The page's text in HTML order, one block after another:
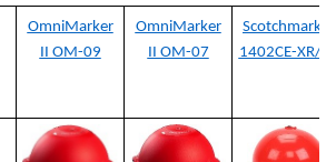
OmniMarker
II OM-09
OmniMarker
II OM-07
Scotchmark™
1402CE-XR/